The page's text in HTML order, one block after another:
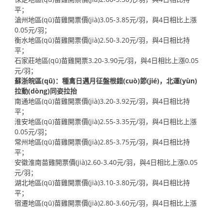
平；
滄州地區(qū)苗雞開票價(jià)3.05-3.85元/羽，與4日相比上漲
0.05元/羽；
衡水地區(qū)苗雞開票價(jià)2.50-3.20元/羽，與4日相比持
平；
石家莊地區(qū)苗雞開票3.20-3.90元/羽，與4日相比上漲0.05
元/羽；
蘇浙皖區(qū)：種禽日邁月征盤根錯(cuò)節(jié)，北運(yùn)
拉動(dòng)同姿拉抬
南通地區(qū)苗雞開票價(jià)3.20-3.92元/羽，與4日相比持
平；
淮安地區(qū)苗雞開票價(jià)2.55-3.35元/羽，與4日相比上漲
0.05元/羽；
常州地區(qū)苗雞開票價(jià)2.85-3.75元/羽，與4日相比持
平；
安徽淮南苗雞開票價(jià)2.60-3.40元/羽，與4日相比上漲0.05
元/羽；
湖北地區(qū)苗雞開票價(jià)3.10-3.80元/羽，與4日相比持
平；
宿遷地區(qū)苗雞開票價(jià)2.80-3.60元/羽，與4日相比上漲